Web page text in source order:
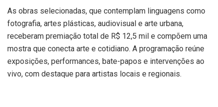
As obras selecionadas, que contemplam linguagens como
fotografia, artes plásticas, audiovisual e arte urbana,
receberam premiação total de R$ 12,5 mil e compõem uma
mostra que conecta arte e cotidiano. A programação reúne
exposições, performances, bate-papos e intervenções ao
vivo, com destaque para artistas locais e regionais.